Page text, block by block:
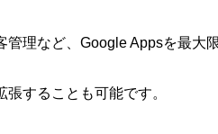
理など、Google Appsを最大
することも可能です。